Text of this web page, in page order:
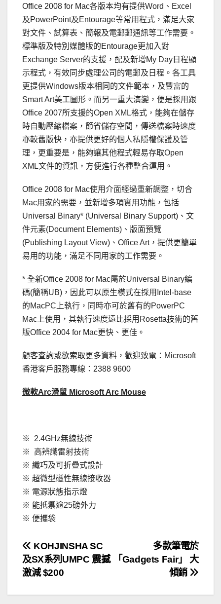
Office 2008 for Mac各版本均有提供Word、Excel
及PowerPoint及Entourage等常用程式，滿足大家
對文件、試算表、簡報及電郵郵通訊等工作需要。
標準版及特別媒體版的Entourage更加入對
Exchange Server的支援，配及新增My Day日程顯
示程式，有效同步處理公司的電郵及日程。各工具
更提供Windows版本相同的文件範本，及豐富的
Smart Art美工圖形。而另一重大演變，便是採用跟
Office 2007所支援的Open XML格式，能夠在儲存
時自動壓縮檔案，節省儲存空間，傳送檔案時速度
亦較舊版快，亦提供更好的個人私隱權保護及管
理，更重要是，能夠讓其他程式輕易存取Open
XML文件的資訊，方便進行各種整合運用。
Office 2008 for Mac使用介面經過重新調整，切合
Mac用家的需要，並新增多項實用功能，包括
Universal Binary* (Universal Binary Support)、文
件元素(Document Elements)、版面預覽
(Publishing Layout View)、Office Art，提供更簡單
易用的功能，滿足不同用家的工作需要。
* 全新Office 2008 for Mac屬於Universal Binary編
碼(簡稱UB)，因此可以原生模式在採用Intel-base
的MacPC上執行，同時亦可於舊有的PowerPC
Mac上使用，其執行速度遠比採用Rosetta技術的舊
版Office 2004 for Mac更快、更佳。
顧客查詢或欲索取更多資料，歡迎致電：Microsoft
香港客戶服務專線：2388 9600
微軟Arc滑鼠 Microsoft Arc Mouse
※ 2.4GHz無線技術
※ 高辨識雷射技術
※ 纖巧及可折疊式設計
※ 超微型磁性無線接收器
※ 電源狀態指示燈
※ 能抵禦逾25磅外力
※ 便攜袋
文
章
導
多款筆電於
「Gadgets Fair」 大
傾銷
KOHJINSHA SC
及SX系列UMPC 震撼
激減 $200